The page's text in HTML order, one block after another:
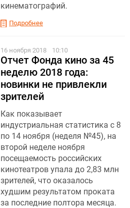
кинематографий.
Подробнее
16 ноября 2018 10:10
Отчет Фонда кино за 45
неделю 2018 года:
новинки не привлекли
зрителей
Как показывает
индустриальная статистика с 8
по 14 ноября (неделя №45), на
второй неделе ноября
посещаемость российских
кинотеатров упала до 2,83 млн
зрителей, что оказалось
худшим результатом проката
за последние полтора месяца.